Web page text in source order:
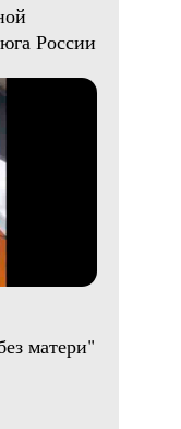
России
матери"